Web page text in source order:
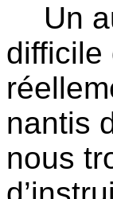
Un
difficile
nantis
nous